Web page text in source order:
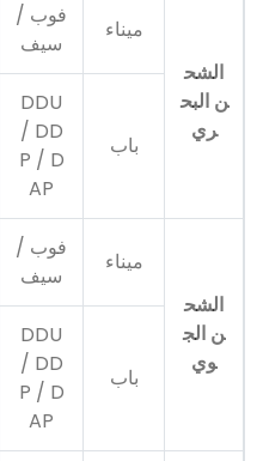
الشح
ن البح
ري
ميناء
فوب /
سيف
باب
DDU
/ DD
P / D
AP
الشح
ن الج
وي
ميناء
فوب /
سيف
باب
DDU
/ DD
P / D
AP